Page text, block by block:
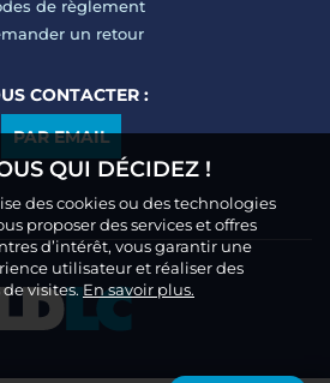
de règlement
un retour
CONTACTER :
PAR EMAIL
QUI DÉCIDEZ !
des cookies ou des technologies
proposer des services et offres
d’intérêt, vous garantir une
utilisateur et réaliser des
visites.En savoir plus.